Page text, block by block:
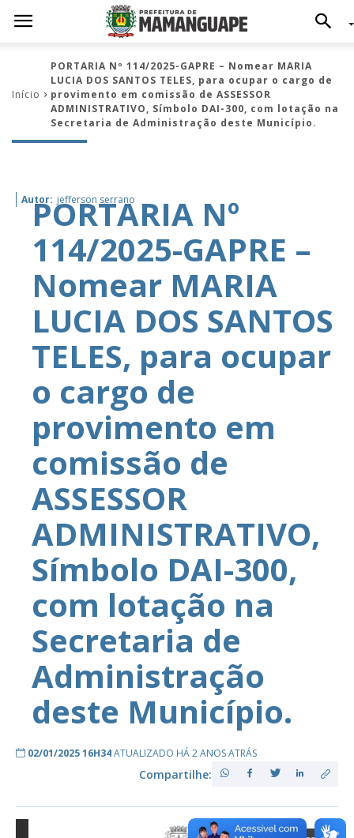
Início
PORTARIA Nº 114/2025-GAPRE – Nomear MARIA
LUCIA DOS SANTOS TELES, para ocupar o cargo de
provimento em comissão de ASSESSOR
ADMINISTRATIVO, Símbolo DAI-300, com lotação na
Secretaria de Administração deste Município.
Autor: jefferson serrano
PORTARIA Nº
114/2025-GAPRE –
Nomear MARIA
LUCIA DOS SANTOS
TELES, para ocupar
o cargo de
provimento em
comissão de
ASSESSOR
ADMINISTRATIVO,
Símbolo DAI-300,
com lotação na
Secretaria de
Administração
deste Município.
02/01/2025 16H34ATUALIZADO HÁ 2 ANOS ATRÁS
Compartilhe: